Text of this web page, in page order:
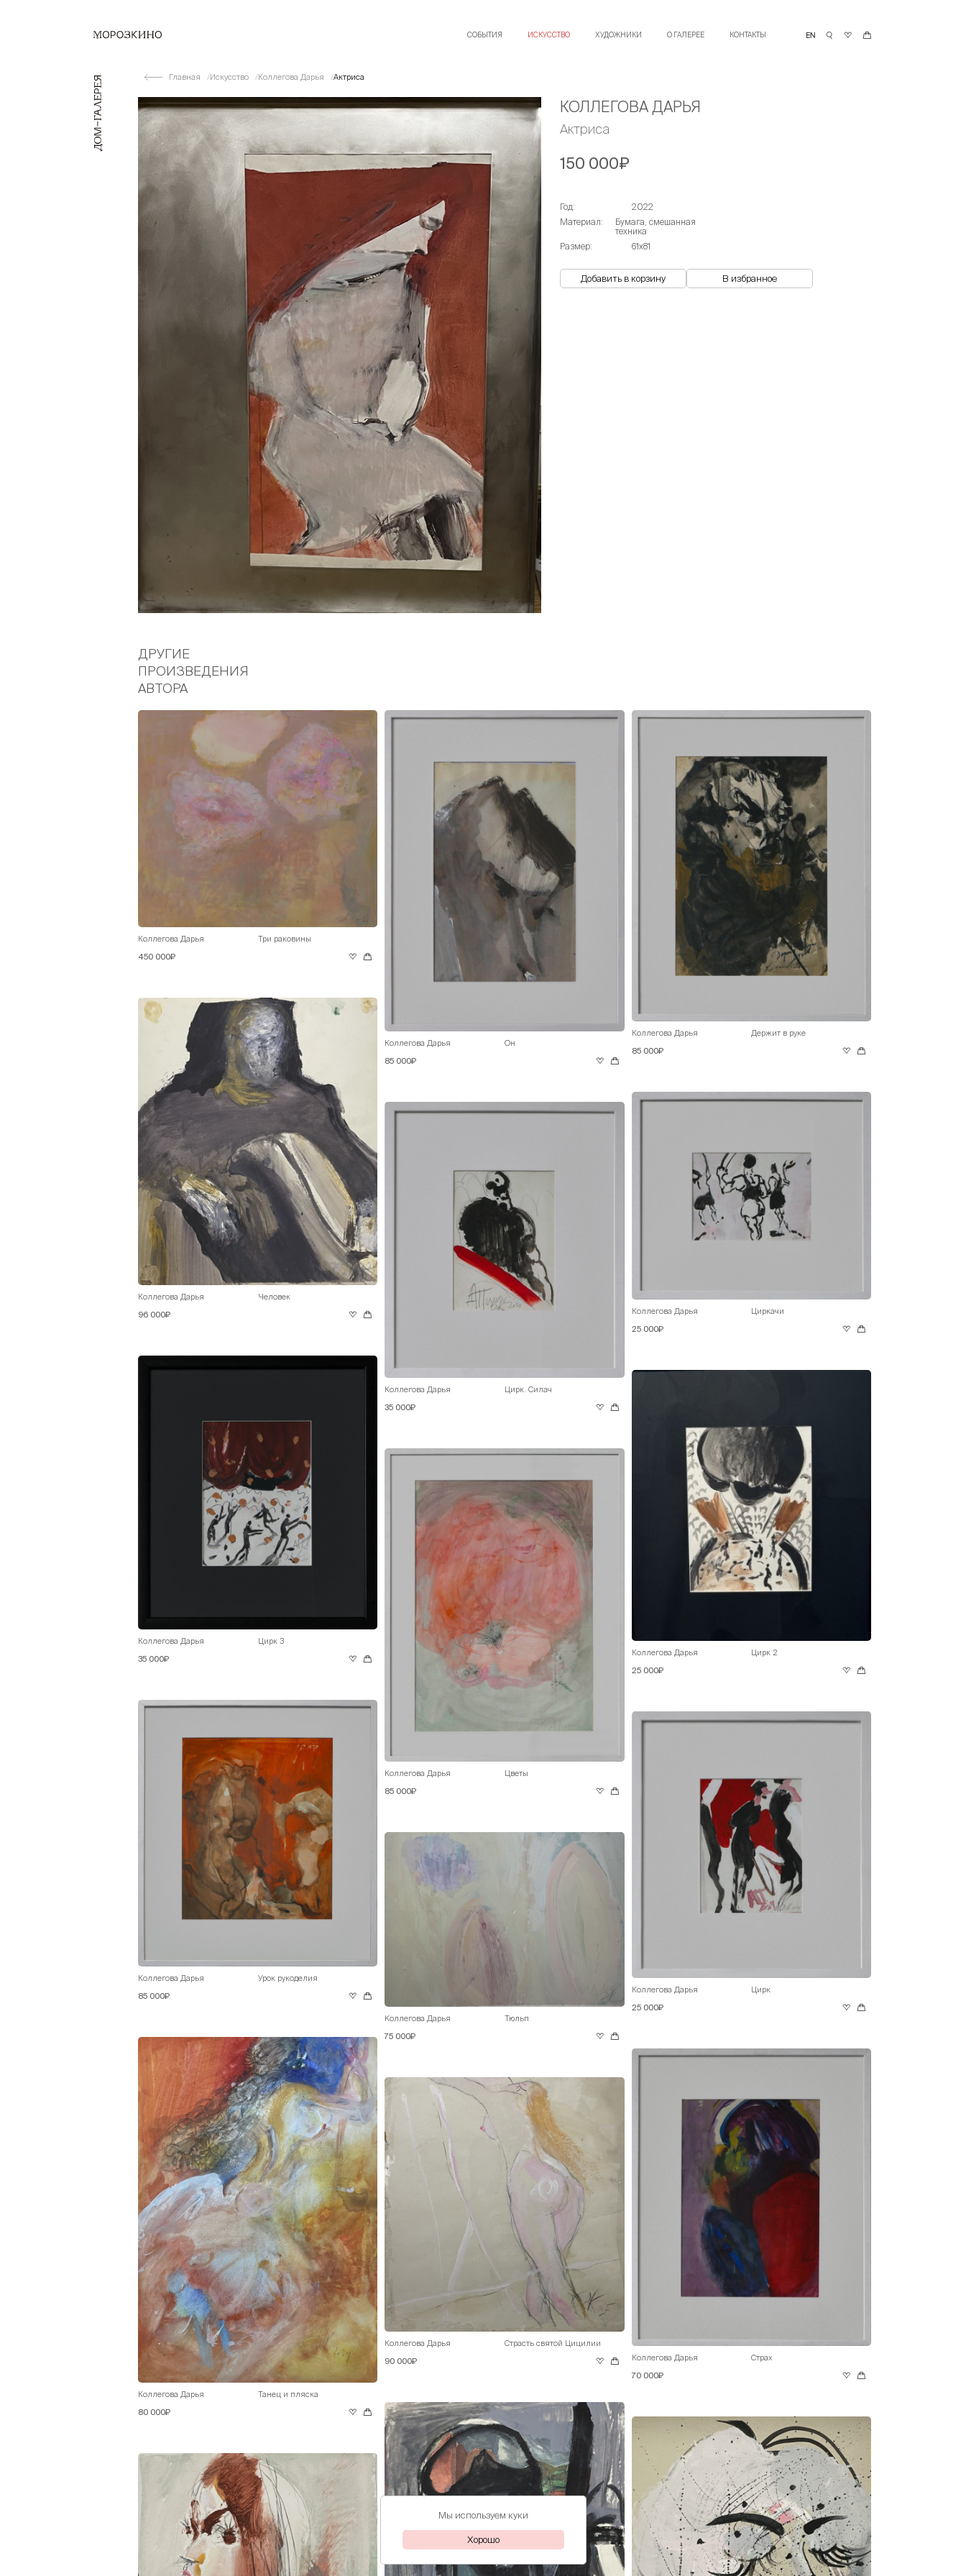
СОБЫТИЯ ИСКУССТВО ХУДОЖНИКИ О ГАЛЕРЕЕ КОНТАКТЫ
Главная Искусство Коллегова Дарья Актриса
КОЛЛЕГОВА ДАРЬЯ
Актриса
150 000₽
Год:
2022
Материал:
Бумага, смешанная
техника
Размер:
61х81
Добавить в корзину В избранное
ДРУГИЕ
ПРОИЗВЕДЕНИЯ
АВТОРА
Коллегова Дарья Три раковины
450 000₽
Коллегова Дарья Он
85 000₽
Коллегова Дарья Держит в руке
85 000₽
Коллегова Дарья Человек
96 000₽ Коллегова Дарья Циркачи
25 000₽
Коллегова Дарья Цирк. Силач
35 000₽
Коллегова Дарья Цирк 3
35 000₽
Коллегова Дарья Цирк 2
25 000₽
Коллегова Дарья Цветы
85 000₽
Коллегова Дарья Урок рукоделия
85 000₽
Коллегова Дарья Цирк
25 000₽
Коллегова Дарья
Тюльп
75 000₽
Коллегова Дарья Танец и пляска
80 000₽
Коллегова Дарья Страх
70 000₽
Коллегова Дарья Страсть святой Цицилии
90 000₽
Мы используем куки
Хорошо